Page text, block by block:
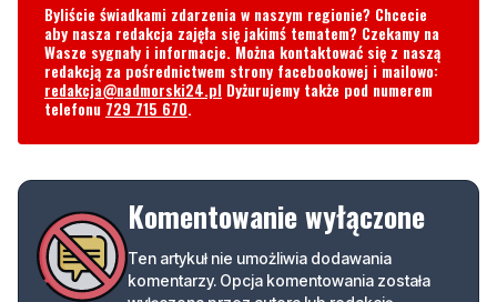
Byliście świadkami zdarzenia w naszym regionie? Chcecie
aby nasza redakcja zajęła się jakimś tematem? Czekamy na
Wasze sygnały i informacje. Można kontaktować się z naszą
redakcją za pośrednictwem strony facebookowej i mailowo:
redakcja@nadmorski24.pl Dyżurujemy także pod numerem
telefonu 729 715 670.
Komentowanie wyłączone
Ten artykuł nie umożliwia dodawania
komentarzy. Opcja komentowania została